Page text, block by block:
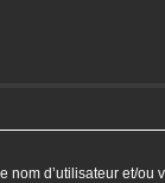
d’utilisateur et/